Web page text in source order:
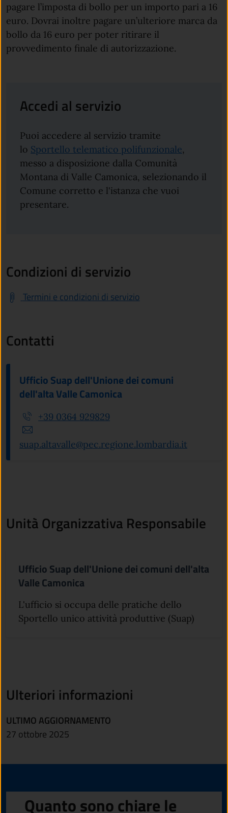
pagare l’imposta di bollo per un importo pari a 16
euro. Dovrai inoltre pagare un’ulteriore marca da
bollo da 16 euro per poter ritirare il
provvedimento finale di autorizzazione.
Accedi al servizio
Puoi accedere al servizio tramite
lo Sportello telematico polifunzionale,
messo a disposizione dalla Comunità
Montana di Valle Camonica, selezionando il
Comune corretto e l'istanza che vuoi
presentare.
Condizioni di servizio
Termini e condizioni di servizio
Contatti
Ufficio Suap dell'Unione dei comuni
dell'alta Valle Camonica
+39 0364 929829
suap.altavalle@pec.regione.lombardia.it
Unità Organizzativa Responsabile
Ufficio Suap dell'Unione dei comuni dell'alta
Valle Camonica
L'ufficio si occupa delle pratiche dello
Sportello unico attività produttive (Suap)
Ulteriori informazioni
ULTIMO AGGIORNAMENTO
27 ottobre 2025
Quanto sono chiare le